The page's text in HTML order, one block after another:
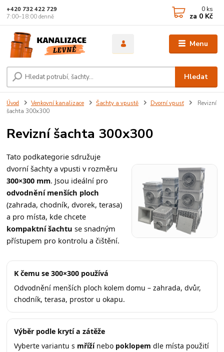
Menu
Hledat
+420 732 422 729
7:00–18:00 denně
0 ks
za 0 Kč
Úvod Venkovní kanalizace Šachty a vpustě Dvorní vpusť
Revizní
šachta 300x300
Revizní šachta 300x300
Tato podkategorie sdružuje
dvorní šachty a vpusti v rozměru
300×300 mm. Jsou ideální pro
odvodnění menších ploch
(zahrada, chodník, dvorek, terasa)
a pro místa, kde chcete
kompaktní šachtu se snadným
přístupem pro kontrolu a čištění.
K čemu se 300×300 používá
Odvodnění menších ploch kolem domu – zahrada, dvůr,
chodník, terasa, prostor u okapu.
Výběr podle krytí a zátěže
Vyberte variantu s mřížínebo poklopem dle místa použití